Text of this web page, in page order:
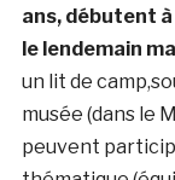
ans, débutent
le lendemain
un lit de
musée (dans le
peuvent